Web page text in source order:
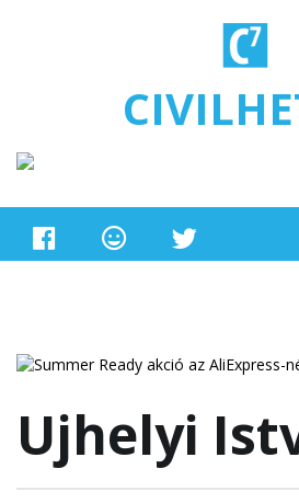
Ujhelyi